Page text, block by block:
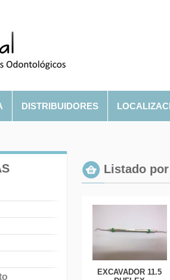
DISTRIBUIDORES
Listado
EXCAVADOR 11.5